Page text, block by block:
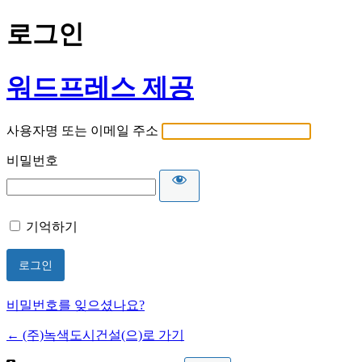
로그인
워드프레스 제공
사용자명 또는 이메일 주소
비밀번호
기억하기
비밀번호를 잊으셨나요?
← (주)녹색도시건설(으)로 가기